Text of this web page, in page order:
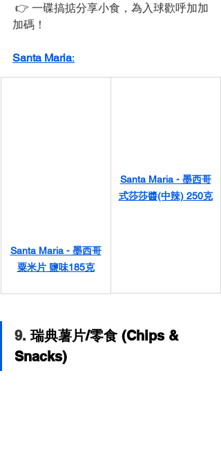
加碼！
Santa Maria:
Santa Maria - 墨西哥
粟米片 鹽味185克
Santa Maria - 墨西哥
式莎莎醬(中辣) 250克
9. 瑞典薯片/零食 (Chips &
Snacks)